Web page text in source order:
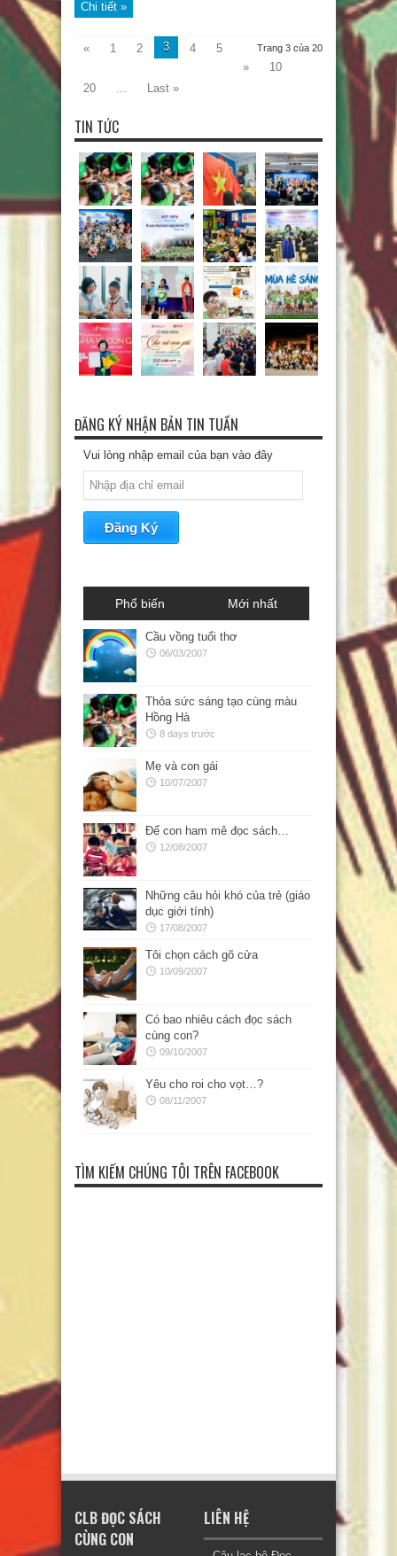
Chi tiết »
Trang 3 của 20
« 1 2 3 4
5
»
10
20
... Last »
TIN TỨC
ĐĂNG KÝ NHẬN BẢN TIN TUẦN
Vui lòng nhập email của bạn vào đây
Phổ biến Mới nhất
Cầu vồng tuổi thơ
06/03/2007
Thỏa sức sáng tạo cùng màu
Hồng Hà
8 days trước
Mẹ và con gái
10/07/2007
Để con ham mê đọc sách…
12/08/2007
Những câu hỏi khó của trẻ (giáo
dục giới tính)
17/08/2007
Tôi chọn cách gõ cửa
10/09/2007
Có bao nhiêu cách đọc sách
cùng con?
09/10/2007
Yêu cho roi cho vọt…?
08/11/2007
TÌM KIẾM CHÚNG TÔI TRÊN FACEBOOK
CLB ĐỌC SÁCH
CÙNG CON
LIÊN HỆ